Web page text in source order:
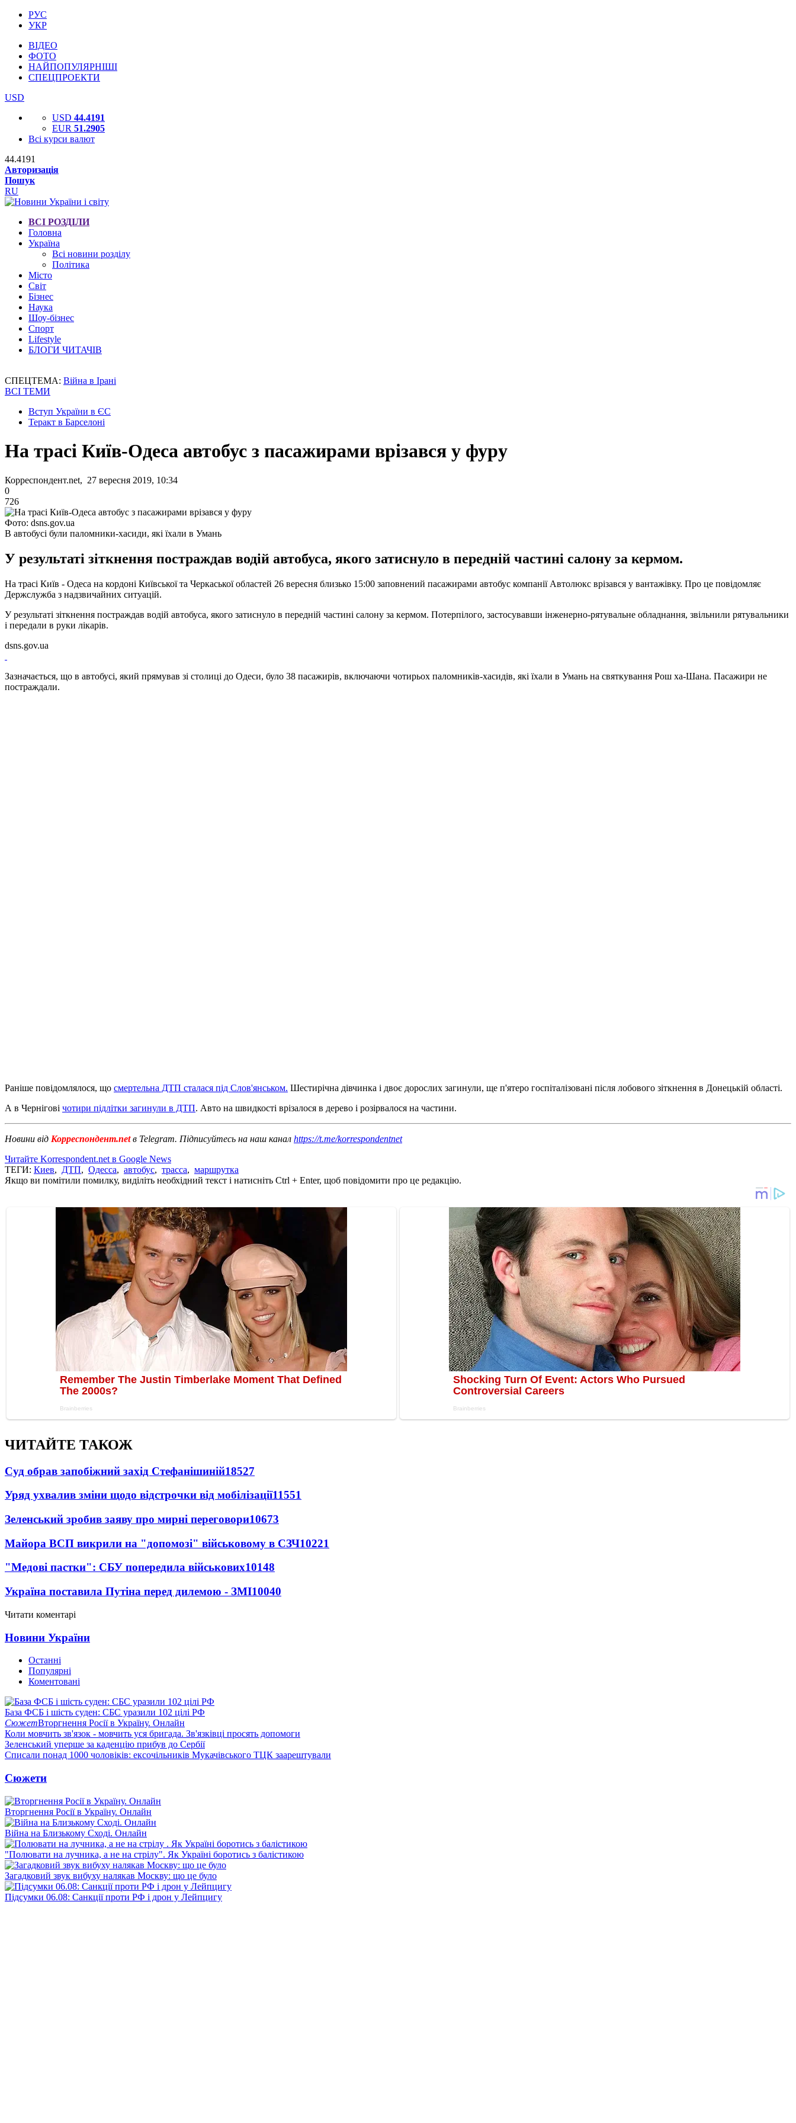
РУС
УКР
ВІДЕО
ФОТО
НАЙПОПУЛЯРНІШІ
СПЕЦПРОЕКТИ
USD
USD 44.4191
EUR 51.2905
Всі курси валют
44.4191
Авторизація
Пошук
RU
ВСІ РОЗДІЛИ
Головна
Україна
Всі новини розділу
Політика
Місто
Світ
Бізнес
Наука
Шоу-бізнес
Спорт
Lifestyle
БЛОГИ ЧИТАЧІВ
СПЕЦТЕМА: Війна в Ірані
ВСІ ТЕМИ
Вступ України в ЄС
Теракт в Барселоні
На трасі Київ-Одеса автобус з пасажирами врізався у фуру
Корреспондент.net, 27 вересня 2019, 10:34
0
726
Фото: dsns.gov.ua
В автобусі були паломники-хасиди, які їхали в Умань
У результаті зіткнення постраждав водій автобуса, якого затиснуло в передній частині салону за кермом.
На трасі Київ - Одеса на кордоні Київської та Черкаської областей 26 вересня близько 15:00 заповнений пасажирами автобус компанії Автолюкс врізався у вантажівку. Про це повідомляє
Держслужба з надзвичайних ситуацій.
У результаті зіткнення постраждав водій автобуса, якого затиснуло в передній частині салону за кермом. Потерпілого, застосувавши інженерно-рятувальне обладнання, звільнили рятувальники
і передали в руки лікарів.
dsns.gov.ua
Зазначається, що в автобусі, який прямував зі столиці до Одеси, було 38 пасажирів, включаючи чотирьох паломників-хасидів, які їхали в Умань на святкування Рош ха-Шана. Пасажири не
постраждали.
Раніше повідомлялося, що смертельна ДТП сталася під Слов'янськом. Шестирічна дівчинка і двоє дорослих загинули, ще п'ятеро госпіталізовані після лобового зіткнення в Донецькій області.
А в Чернігові чотири підлітки загинули в ДТП. Авто на швидкості врізалося в дерево і розірвалося на частини.
Новини від Корреспондент.netв Telegram. Підписуйтесь на наш канал https://t.me/korrespondentnet
Читайте Korrespondent.net в Google News
ТЕГИ: Киев, ДТП, Одесса, автобус, трасса, маршрутка
Якщо ви помітили помилку, виділіть необхідний текст і натисніть Ctrl + Enter, щоб повідомити про це редакцію.
ЧИТАЙТЕ ТАКОЖ
Суд обрав запобіжний захід Стефанішиній18527
Уряд ухвалив зміни щодо відстрочки від мобілізації11551
Зеленський зробив заяву про мирні переговори10673
Майора ВСП викрили на "допомозі" військовому в СЗЧ10221
"Медові пастки": СБУ попередила військових10148
Україна поставила Путіна перед дилемою - ЗМІ10040
Читати коментарі
Новини України
Останні
Популярні
Коментовані
База ФСБ і шість суден: СБС уразили 102 цілі РФ
СюжетВторгнення Росії в Україну. Онлайн
Коли мовчить зв'язок - мовчить уся бригада. Зв'язківці просять допомоги
Зеленський уперше за каденцію прибув до Сербії
Списали понад 1000 чоловіків: ексочільників Мукачівського ТЦК заарештували
Сюжети
Вторгнення Росії в Україну. Онлайн
Війна на Близькому Сході. Онлайн
"Полювати на лучника, а не на стрілу". Як Україні боротись з балістикою
Загадковий звук вибуху налякав Москву: що це було
Підсумки 06.08: Санкції проти РФ і дрон у Лейпцигу